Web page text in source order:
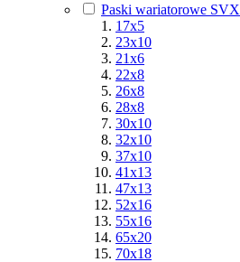
Paski wariatorowe SVX
17x5
23x10
21x6
22x8
26x8
28x8
30x10
32x10
37x10
41x13
47x13
52x16
55x16
65x20
70x18